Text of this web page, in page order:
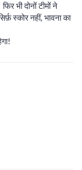
भी दोनों टीमों ने
स्कोर नहीं, भावना का